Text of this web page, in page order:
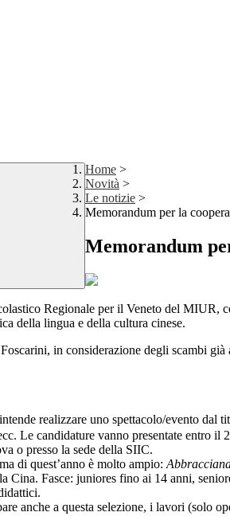
Home >
Novità >
Le notizie >
Memorandum per la
Memorandum
Regionale per il Veneto del MIUR,
della lingua e della cultura cinese.
in considerazione degli scambi
realizzare uno spettacolo/evento
Le candidature vanno presentate entro il
o presso la sede della SIIC.
di quest’anno è molto ampio:
Fasce: juniores fino ai 14 anni,
anche a questa selezione, i lavori (solo